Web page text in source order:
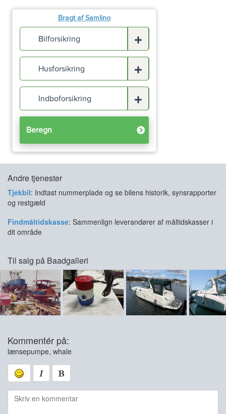
Andre tjenester
Tjekbil: Indtast nummerplade og se bilens historik, synsrapporter
og restgæld
Findmåltidskasse: Sammenlign leverandører af måltidskasser i
dit område
Til salg på Baadgalleri
Kommentér på:
lænsepumpe, whale